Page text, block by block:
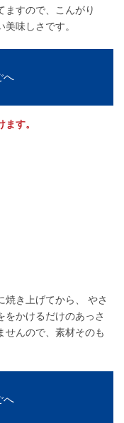
ますので、こんがり
味しさです。
へ
す。
焼き上げてから、 やさ
をかけるだけのあっさ
せんので、素材そのも
へ